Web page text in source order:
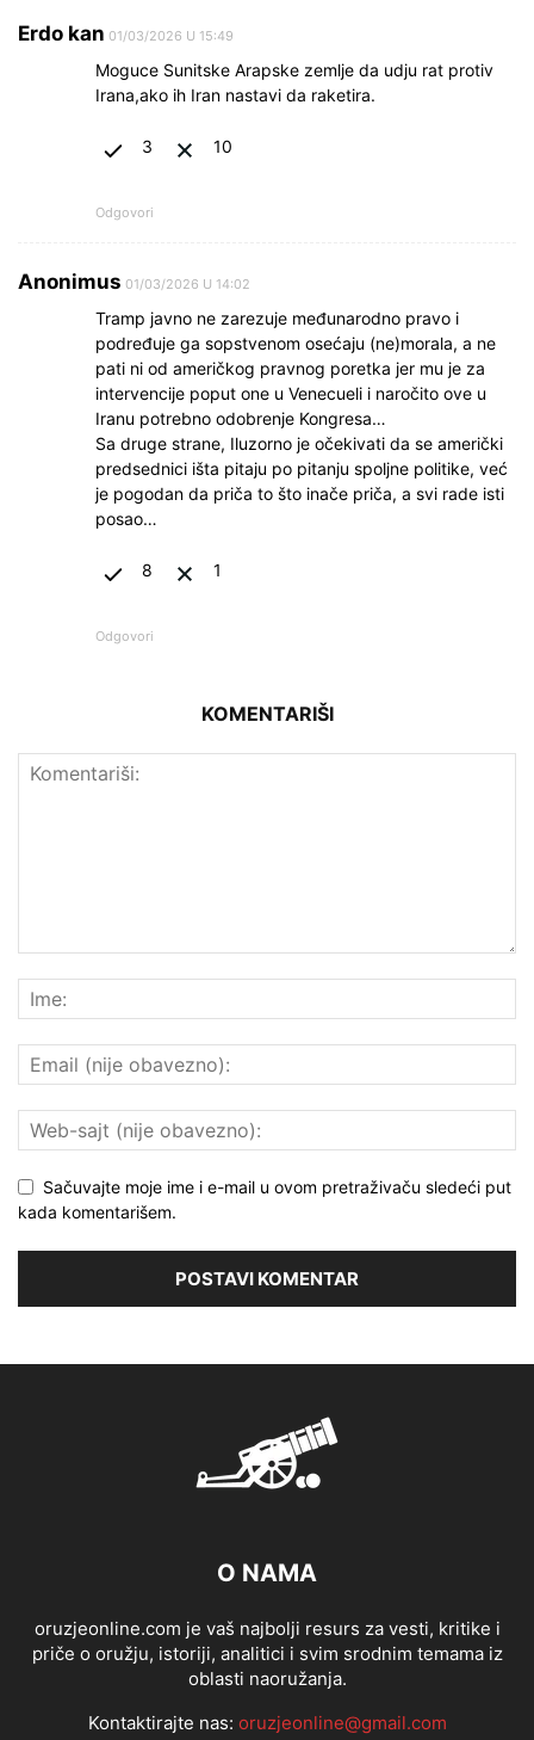
Erdo kan 01/03/2026 U 15:49
Moguce Sunitske Arapske zemlje da udju rat protiv
Irana,ako ih Iran nastavi da raketira.
3 10
Odgovori
Anonimus 01/03/2026 U 14:02
Tramp javno ne zarezuje međunarodno pravo i
podređuje ga sopstvenom osećaju (ne)morala, a ne
pati ni od američkog pravnog poretka jer mu je za
intervencije poput one u Venecueli i naročito ove u
Iranu potrebno odobrenje Kongresa…
Sa druge strane, Iluzorno je očekivati da se američki
predsednici išta pitaju po pitanju spoljne politike, već
je pogodan da priča to što inače priča, a svi rade isti
posao…
8 1
Odgovori
KOMENTARIŠI
Sačuvajte moje ime i e-mail u ovom pretraživaču sledeći put
kada komentarišem.
O NAMA
oruzjeonline.com je vaš najbolji resurs za vesti, kritike i
priče o oružju, istoriji, analitici i svim srodnim temama iz
oblasti naoružanja.
Kontaktirajte nas: oruzjeonline@gmail.com